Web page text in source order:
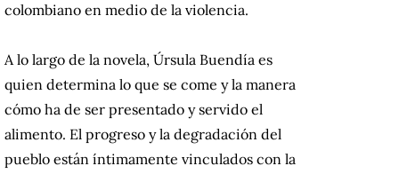
colombiano en medio de la violencia.
A lo largo de la novela, Úrsula Buendía es
quien determina lo que se come y la manera
cómo ha de ser presentado y servido el
alimento. El progreso y la degradación del
pueblo están íntimamente vinculados con la